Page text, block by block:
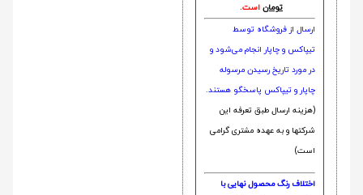
تومان است.
ارسال از فروشگاه توسط
تیپاکس و چاپار انجام می‌شود و
در مورد تاریخ رسیدن مرسوله
چاپار و تیپاکس پاسخگو هستند.
(هزینه ارسال طبق تعرفه این
شرکتها و به عهده مشتری گرامی
است)
اختلاف رنگ محصول نهایی با